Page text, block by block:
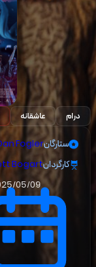
درام عاشقانه
ستارگانFogler
کارگردانBogart
05/09